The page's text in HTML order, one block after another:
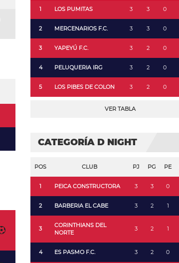
1 LOS PUMITAS 3 3 0
2 MERCENARIOS F.C. 3 3 0
3 YAPEYÚ F.C. 3 2 0
4 PELUQUERIA IRG 3 2 0
5 LOS PIBES DE COLON 3 2 0
VER TABLA
CATEGORÍA D NIGHT
POS CLUB PJ PG PE
1 PEICA CONSTRUCTORA 3 3 0
2 BARBERIA EL CABE 3 2 1
3
CORINTHIANS DEL
NORTE
3 2 1
4 ES PASMO F.C. 3 2 0